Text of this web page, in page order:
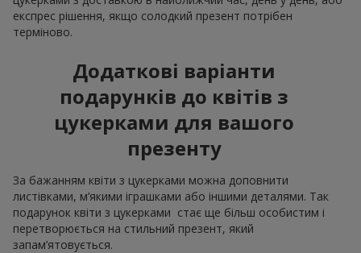
експрес рішення, якщо солодкий презент потрібен
терміново.
Додаткові варіанти
подарунків до квітів з
цукерками для вашого
презенту
За бажанням квіти з цукерками можна доповнити
листівками, м’якими іграшками або іншими деталями. Так
подарунок квіти з цукерками стає ще більш особистим і
перетворюється на стильний презент, який
запам’ятовується.